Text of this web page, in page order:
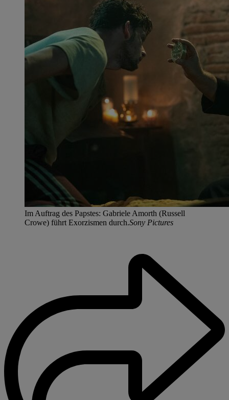
Im Auftrag des Papstes: Gabriele Amorth (Russell
Crowe) führt Exorzismen durch.Sony Pictures